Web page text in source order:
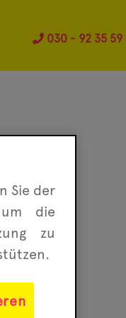
030 - 92 35 59
Sie der
die
zu